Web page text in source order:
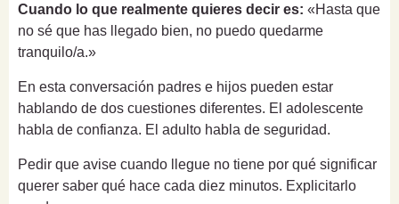
Cuando lo que realmente quieres decir es: «Hasta que
no sé que has llegado bien, no puedo quedarme
tranquilo/a.»
En esta conversación padres e hijos pueden estar
hablando de dos cuestiones diferentes. El adolescente
habla de confianza. El adulto habla de seguridad.
Pedir que avise cuando llegue no tiene por qué significar
querer saber qué hace cada diez minutos. Explicitarlo